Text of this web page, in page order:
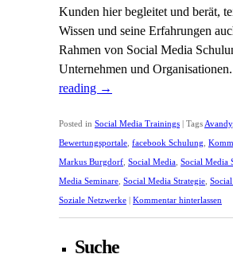
Kunden hier begleitet und berät,
Wissen und seine Erfahrungen
Rahmen von Social Media
Unternehmen und Organisationen.
reading →
Posted in Social Media Trainings | Tags Avandy,
Bewertungsportale facebook Schulung
Markus Burgdorf Social Media Social Media
Media Seminare Social Media Strategie
Soziale Netzwerke | Kommentar hinterlassen
Suche